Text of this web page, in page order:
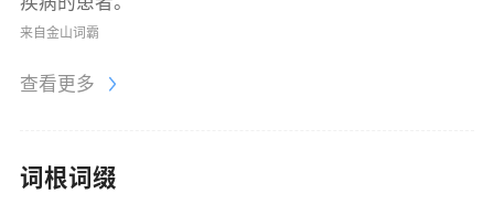
来自金山词霸
查看更多
词根词缀